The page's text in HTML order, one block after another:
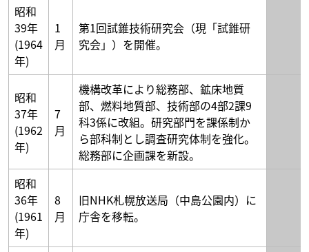
昭和
39年
(1964
年)
1
月
第1回試錐技術研究会（現「試錐研
究会」）を開催。
昭和
37年
(1962
年)
7
月
機構改革により総務部、鉱床地質
部、燃料地質部、技術部の4部2課9
科3係に改組。研究部門を課係制か
ら部科制とし調査研究体制を強化。
総務部に企画課を新設。
昭和
36年
(1961
年)
8
月
旧NHK札幌放送局（中島公園内）に
庁舎を移転。